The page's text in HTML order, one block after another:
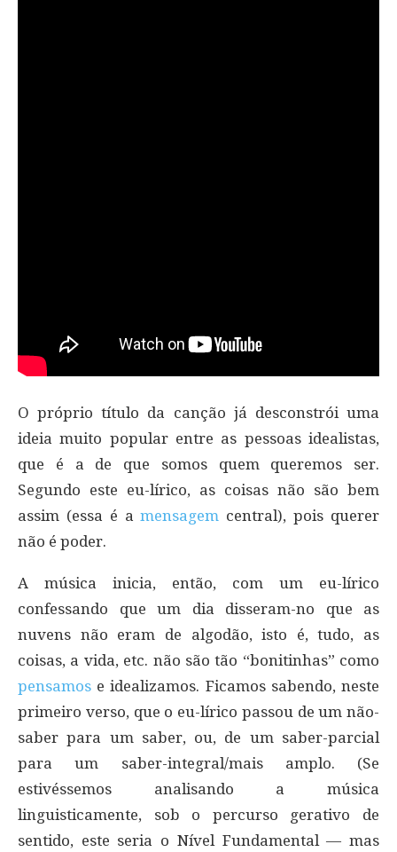
O próprio título da canção já desconstrói uma
ideia muito popular entre as pessoas idealistas,
que é a de que somos quem queremos ser.
Segundo este eu-lírico, as coisas não são bem
assim (essa é amensagem central), pois querer
não é poder.
A música inicia, então, com um eu-lírico
confessando que um dia disseram-no que as
nuvens não eram de algodão, isto é, tudo, as
coisas, a vida, etc. não são tão “bonitinhas” como
pensamos e idealizamos. Ficamos sabendo, neste
primeiro verso, que o eu-lírico passou de um não-
saber para um saber, ou, de um saber-parcial
para um saber-integral/mais amplo. (Se
estivéssemos analisando a música
linguisticamente, sob o percurso gerativo de
sentido, este seria o Nível Fundamental — mas